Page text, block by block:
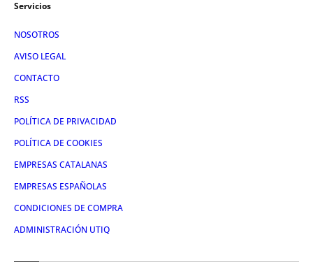
Servicios
NOSOTROS
AVISO LEGAL
CONTACTO
RSS
POLÍTICA DE PRIVACIDAD
POLÍTICA DE COOKIES
EMPRESAS CATALANAS
EMPRESAS ESPAÑOLAS
CONDICIONES DE COMPRA
ADMINISTRACIÓN UTIQ